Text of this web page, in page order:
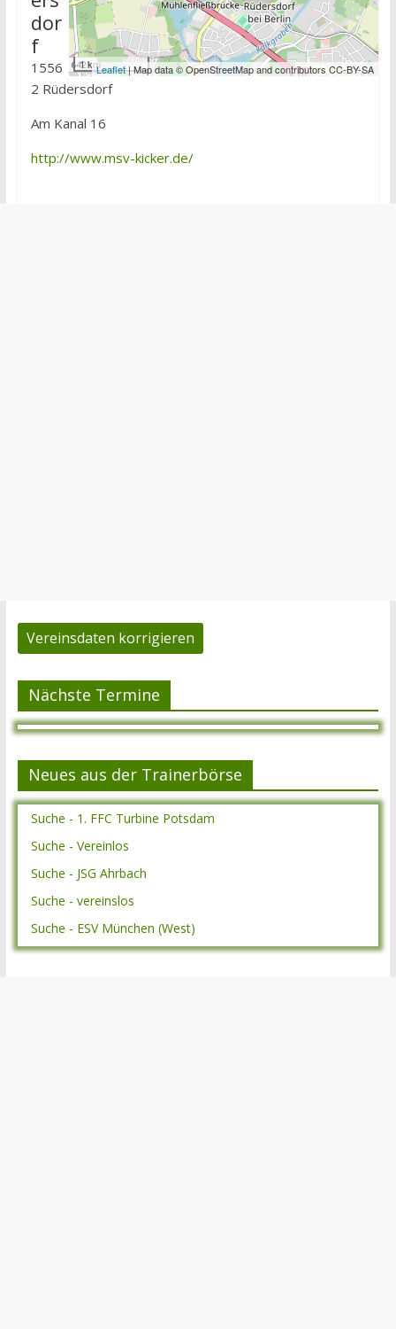
1 kmLeaflet| Map data © OpenStreetMap and contributors CC-BY-SA
dor
f
1556
2 Rüdersdorf
Am Kanal 16
http://www.msv-kicker.de/
Vereinsdaten korrigieren
Nächste Termine
Neues aus der Trainerbörse
Suche - 1. FFC Turbine Potsdam
Suche - Vereinlos
Suche - JSG Ahrbach
Suche - vereinslos
Suche - ESV München (West)